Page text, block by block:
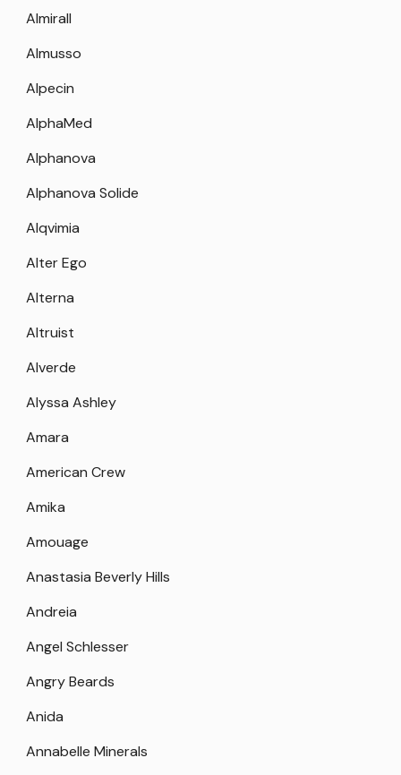
Almirall
Almusso
Alpecin
AlphaMed
Alphanova
Alphanova Solide
Alqvimia
Alter Ego
Alterna
Altruist
Alverde
Alyssa Ashley
Amara
American Crew
Amika
Amouage
Anastasia Beverly Hills
Andreia
Angel Schlesser
Angry Beards
Anida
Annabelle Minerals